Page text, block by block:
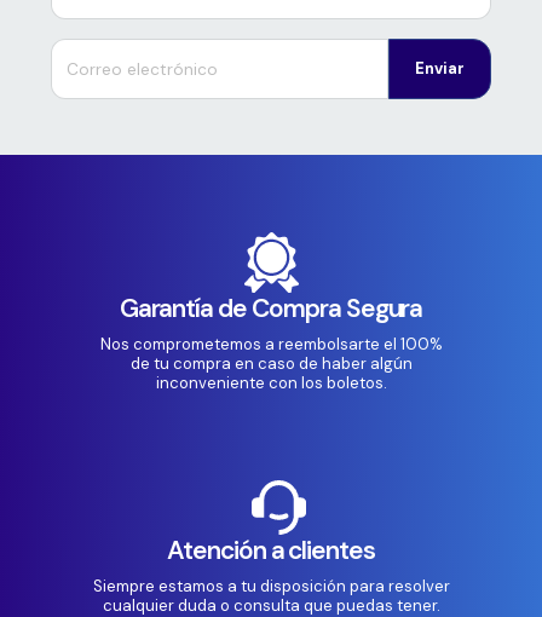
Enviar
Garantía de Compra Segura
Nos comprometemos a reembolsarte el 100%
de tu compra en caso de haber algún
inconveniente con los boletos.
Atención a clientes
Siempre estamos a tu disposición para resolver
cualquier duda o consulta que puedas tener.